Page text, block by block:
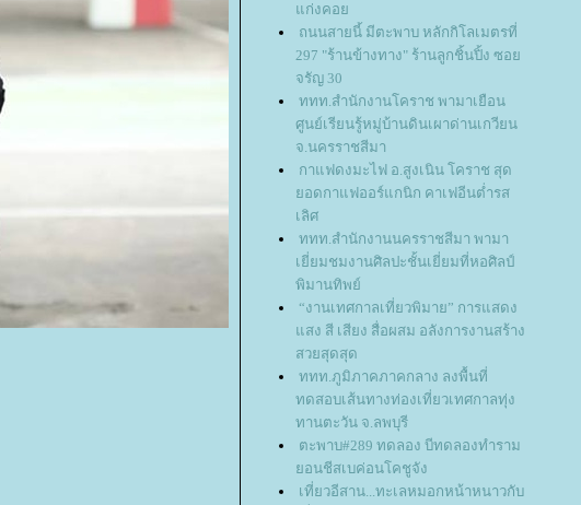
ก่งคอ
ถนนสายนี้ มีตะพาบ หลักกิโลเมตรที่
297 "ร้านข้างทาง" ร้านลูกชิ้นปิ้ง ซอ
จรัญ 30
ททท.สำนักงานโคราช พามาเยือน
ศูนย์เรียนรู้หมู่บ้านดินเผาด่านเกวียน
จ.นครราชสีมา
กาแฟดงมะไฟ อ.สูงเนิน โคราช สุด
อดกาแฟออร์แกนิก คาเฟอีนต่ำรส
เลิศ
ททท.สำนักงานนครราชสีมา พามา
เยี่ยมชมงานศิลปะชั้นเยี่ยมที่หอศิลป์
พิมานทิพย์
“งานเทศกาลเที่ยวพิมาย” การแสดง
สง สี เสียง สื่อผสม อลังการงานสร้าง
สวยสุดสุด
ททท.ภูมิภาคภาคกลาง ลงพื้นที่
ทดสอบเส้นทางท่องเที่ยวเทศกาลทุ่ง
ทานตะวัน จ.ลพบุรี
ตะพาบ#289 ทดลอง บีทดลองทำราม
อนชีสเบค่อนโคชูจัง
เที่ยวอีสาน...ทะเลหมอกหน้าหนาวกับ